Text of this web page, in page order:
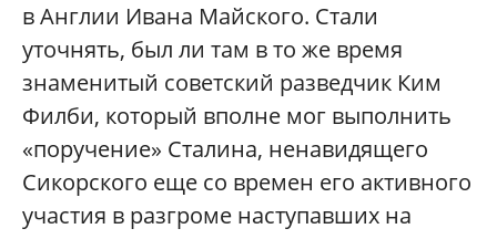
в Англии Ивана Майского. Стали
уточнять, был ли там в то же время
знаменитый советский разведчик Ким
Филби, который вполне мог выполнить
«поручение» Сталина, ненавидящего
Сикорского еще со времен его активного
участия в разгроме наступавших на